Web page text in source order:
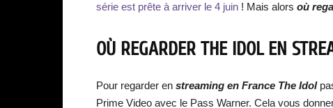
série est prête à arriver le 4 juin ! Mais alors où
OÙ REGARDER THE IDOL EN
Pour regarder en streaming en France The Idol
Prime Video avec le Pass Warner. Cela vous